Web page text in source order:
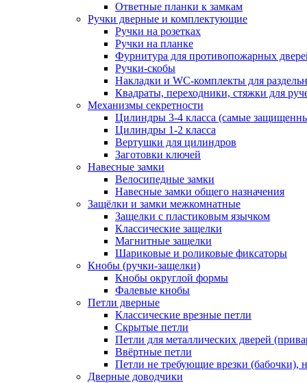
Ответные планки к замкам
Ручки дверные и комплектующие
Ручки на розетках
Ручки на планке
Фурнитура для противопожарных
Ручки-скобы
Накладки и WC-комплекты для
Квадраты, переходники, стяжки для
Механизмы секретности
Цилиндры 3-4 класса (самые
Цилиндры 1-2 класса
Вертушки для цилиндров
Заготовки ключей
Навесные замки
Велосипедные замки
Навесные замки общего назначения
Защёлки и замки межкомнатные
Защелки с пластиковым язычком
Классические защелки
Магнитные защелки
Шариковые и роликовые фиксаторы
Кнобы (ручки-защелки)
Кнобы округлой формы
Фалевые кнобы
Петли дверные
Классические врезные петли
Скрытые петли
Петли для металлических дверей
Ввёртные петли
Петли не требующие врезки (бабочки),
Дверные доводчики